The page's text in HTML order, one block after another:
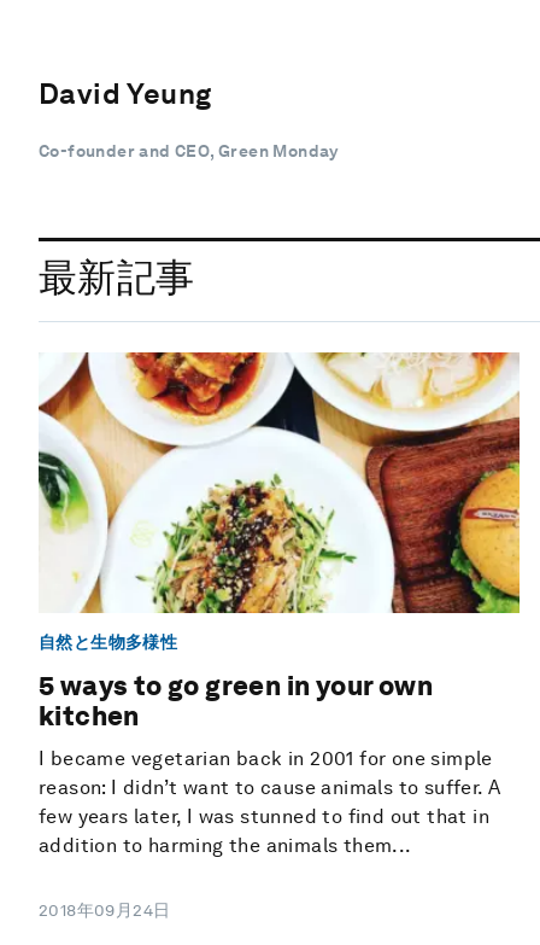
David Yeung
Co-founder and CEO, Green Monday
最新記事
自然と生物多様性
5 ways to go green in your own
kitchen
I became vegetarian back in 2001 for one simple
reason: I didn’t want to cause animals to suffer. A
few years later, I was stunned to find out that in
addition to harming the animals them...
2018年09月24日